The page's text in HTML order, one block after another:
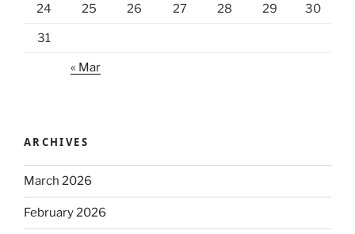
24 25 26 27 28 29 30
31
« Mar
ARCHIVES
March 2026
February 2026